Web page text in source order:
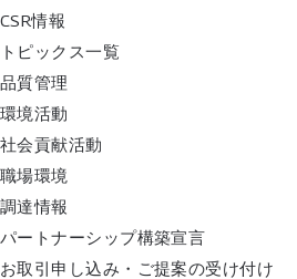
CSR情報
トピックス一覧
品質管理
環境活動
社会貢献活動
職場環境
調達情報
パートナーシップ構築宣言
お取引申し込み・ご提案の受け付け